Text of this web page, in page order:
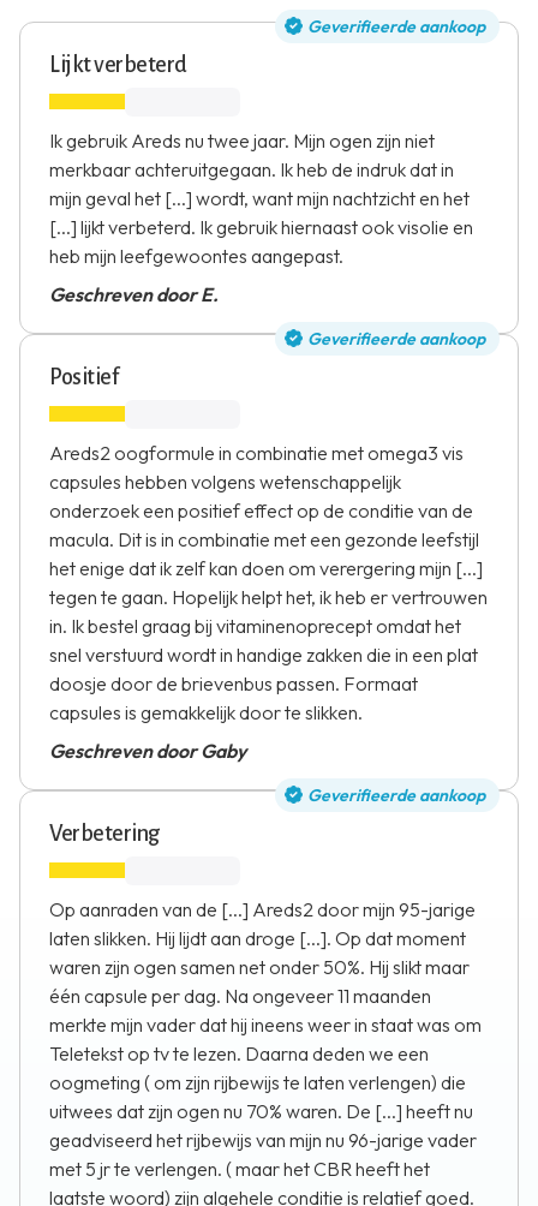
Geverifieerde aankoop
Lijkt verbeterd
Ik gebruik Areds nu twee jaar. Mijn ogen zijn niet
merkbaar achteruitgegaan. Ik heb de indruk dat in
mijn geval het [...] wordt, want mijn nachtzicht en het
[...] lijkt verbeterd. Ik gebruik hiernaast ook visolie en
heb mijn leefgewoontes aangepast.
Geschreven door E.
Geverifieerde aankoop
Positief
Areds2 oogformule in combinatie met omega3 vis
capsules hebben volgens wetenschappelijk
onderzoek een positief effect op de conditie van de
macula. Dit is in combinatie met een gezonde leefstijl
het enige dat ik zelf kan doen om verergering mijn [...]
tegen te gaan. Hopelijk helpt het, ik heb er vertrouwen
in. Ik bestel graag bij vitaminenoprecept omdat het
snel verstuurd wordt in handige zakken die in een plat
doosje door de brievenbus passen. Formaat
capsules is gemakkelijk door te slikken.
Geschreven door Gaby
Geverifieerde aankoop
Verbetering
Op aanraden van de [...] Areds2 door mijn 95-jarige
laten slikken. Hij lijdt aan droge [...]. Op dat moment
waren zijn ogen samen net onder 50%. Hij slikt maar
één capsule per dag. Na ongeveer 11 maanden
merkte mijn vader dat hij ineens weer in staat was om
Teletekst op tv te lezen. Daarna deden we een
oogmeting ( om zijn rijbewijs te laten verlengen) die
uitwees dat zijn ogen nu 70% waren. De [...] heeft nu
geadviseerd het rijbewijs van mijn nu 96-jarige vader
met 5 jr te verlengen. ( maar het CBR heeft het
laatste woord) zijn algehele conditie is relatief goed.